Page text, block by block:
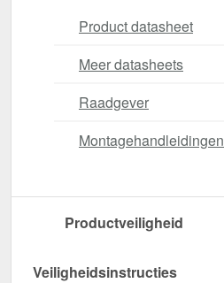
Product datasheet
Meer datasheets
Raadgever
Montagehandleidingen
Productveiligheid
Veiligheidsinstructies